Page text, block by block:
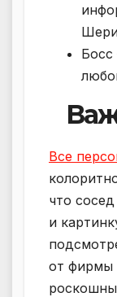
Все
что
и
от фирмы